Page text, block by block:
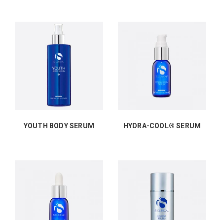
YOUTH BODY SERUM HYDRA-COOL® SERUM